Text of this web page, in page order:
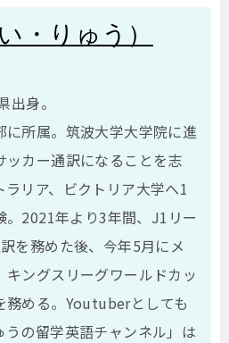
・りゅう）
出身。
所属。筑波大学大学院に進
カー通訳になることを志
ラリア、ビクトリア大学へ1
。2021年より3年間、J1リー
を務めた後、今年5月にメ
ングスリーグワールドカッ
める。 Youtuberとしても
の留学英語チャンネル」は